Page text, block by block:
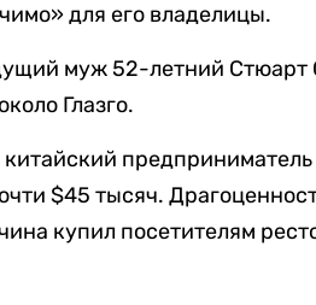
для его владелицы.
муж 52-летний Стюарт
Глазго.
китайский
$45 тысяч.
купил посетителям